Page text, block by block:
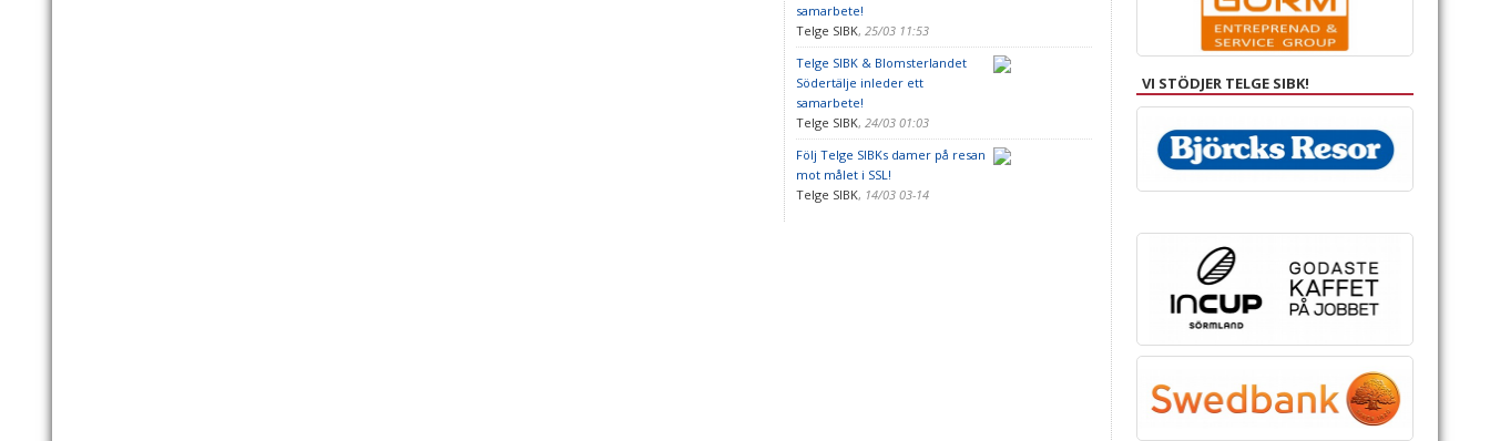
samarbete!
Telge SIBK, 25/03 11:53
Telge SIBK & Blomsterlandet
Södertälje inleder ett
samarbete!
Telge SIBK, 24/03 01:03
Följ Telge SIBKs damer på resan
mot målet i SSL!
Telge SIBK, 14/03 03-14
VI STÖDJER TELGE SIBK!